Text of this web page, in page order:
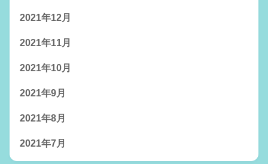
2021年12月
2021年11月
2021年10月
2021年9月
2021年8月
2021年7月